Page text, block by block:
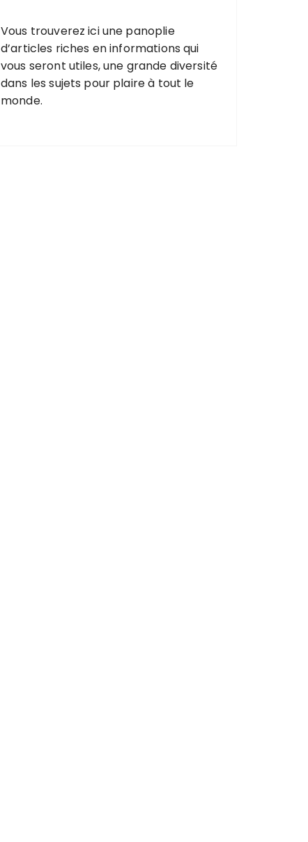
Vous trouverez ici une panoplie
d’articles riches en informations qui
vous seront utiles,une grande diversité
dans lessujets pour plaireà tout le
monde.